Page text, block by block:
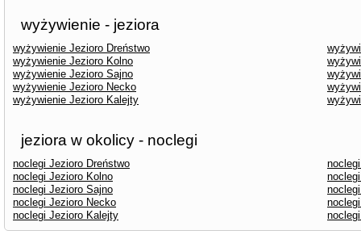
wyżywienie - jeziora
wyżywienie Jezioro Dreństwo
wyżywienie Jezioro Kolno
wyżywienie Jezioro Sajno
wyżywienie Jezioro Necko
wyżywienie Jezioro Kalejty
jeziora w okolicy - noclegi
noclegi Jezioro Dreństwo
noclegi Jezioro Kolno
noclegi Jezioro Sajno
noclegi Jezioro Necko
noclegi Jezioro Kalejty